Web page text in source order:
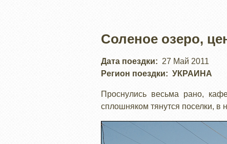
Соленое озеро,
Дата поездки
27 Май 2011
Регион поездки
УКРАИНА
Проснулись весьма рано,
сплошняком тянутся поселки,